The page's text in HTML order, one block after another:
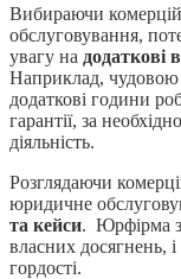
Вибираючи
обслуговування,
увагу на додаткові
Наприклад, чудовою
додаткові години
гарантії, за
діяльність.
Розглядаючи
юридичне
та кейси. Юрфірма з
власних досягнень,
гордості.